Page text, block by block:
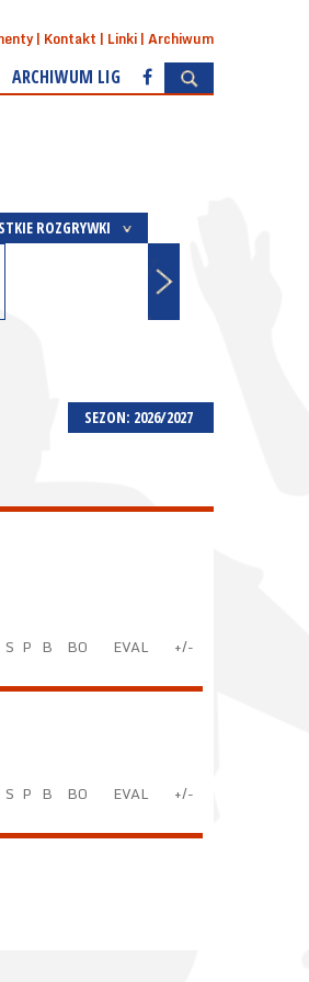
Kontakt Linki Archiwum
ARCHIWUM LIG
ROZGRYWKI
SEZON: 2026/2027
S P B BO EVAL
+/-
S P B BO EVAL
+/-